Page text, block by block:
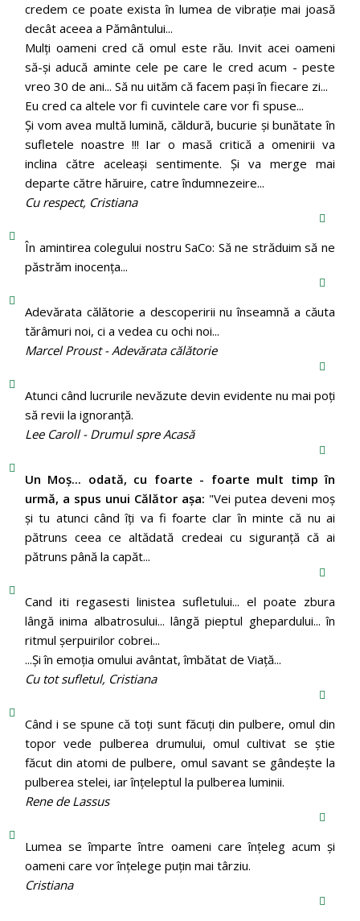
credem ce poate exista în lumea de vibrație mai joasă
decât aceea a Pământului...
Mulți oameni cred că omul este rău. Invit acei oameni
să-și aducă aminte cele pe care le cred acum - peste
vreo 30 de ani... Să nu uităm că facem pași în fiecare zi...
Eu cred ca altele vor fi cuvintele care vor fi spuse...
Și vom avea multă lumină, căldură, bucurie și bunătate în
sufletele noastre !!! Iar o masă critică a omenirii va
inclina către aceleași sentimente. Și va merge mai
departe către hăruire, catre îndumnezeire...
Cu respect, Cristiana
În amintirea colegului nostru SaCo: Să ne străduim să ne
păstrăm inocenţa...
Adevărata călătorie a descoperirii nu înseamnă a căuta
tărâmuri noi, ci a vedea cu ochi noi...
Marcel Proust - Adevărata călătorie
Atunci când lucrurile nevăzute devin evidente nu mai poți
să revii la ignoranță.
Lee Caroll - Drumul spre Acasă
Un Moş... odată, cu foarte - foarte mult timp în
urmă, a spus unui Călător aşa: "Vei putea deveni moş
şi tu atunci când îţi va fi foarte clar în minte că nu ai
pătruns ceea ce altădată credeai cu siguranţă că ai
pătruns până la capăt...
Cand iti regasesti linistea sufletului... el poate zbura
lângă inima albatrosului... lângă pieptul ghepardului... în
ritmul şerpuirilor cobrei...
...Şi în emoţia omului avântat, îmbătat de Viaţă...
Cu tot sufletul, Cristiana
Când i se spune că toți sunt făcuți din pulbere, omul din
topor vede pulberea drumului, omul cultivat se știe
făcut din atomi de pulbere, omul savant se gândește la
pulberea stelei, iar înțeleptul la pulberea luminii.
Rene de Lassus
Lumea se împarte între oameni care înțeleg acum și
oameni care vor înțelege puțin mai târziu.
Cristiana